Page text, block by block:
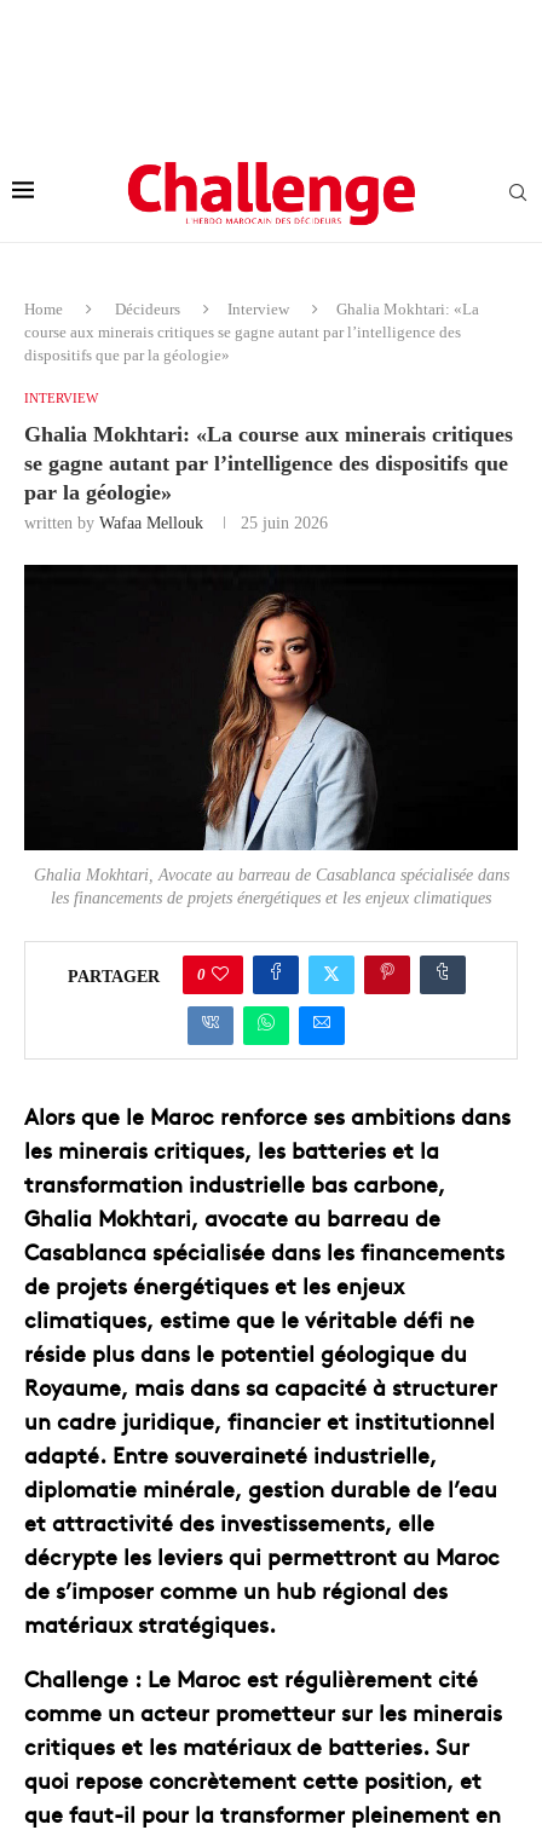
Home Décideurs Interview
Ghalia Mokhtari: «La
course aux minerais critiques se gagne autant par l’intelligence des
dispositifs que par la géologie»
INTERVIEW
Ghalia Mokhtari: «La course aux minerais critiques
se gagne autant par l’intelligence des dispositifs que
par la géologie»
written by Wafaa Mellouk 25 juin 2026
Ghalia Mokhtari, Avocate au barreau de Casablanca spécialisée dans
les financements de projets énergétiques et les enjeux climatiques
PARTAGER 0
Alors que le Maroc renforce ses ambitions dans
les minerais critiques, les batteries et la
transformation industrielle bas carbone,
Ghalia Mokhtari, avocate au barreau de
Casablanca spécialisée dans les financements
de projets énergétiques et les enjeux
climatiques, estime que le véritable défi ne
réside plus dans le potentiel géologique du
Royaume, mais dans sa capacité à structurer
un cadre juridique, financier et institutionnel
adapté. Entre souveraineté industrielle,
diplomatie minérale, gestion durable de l’eau
et attractivité des investissements, elle
décrypte les leviers qui permettront au Maroc
de s’imposer comme un hub régional des
matériaux stratégiques.
Challenge : Le Maroc est régulièrement cité
comme un acteur prometteur sur les minerais
critiques et les matériaux de batteries. Sur
quoi repose concrètement cette position, et
que faut-il pour la transformer pleinement en